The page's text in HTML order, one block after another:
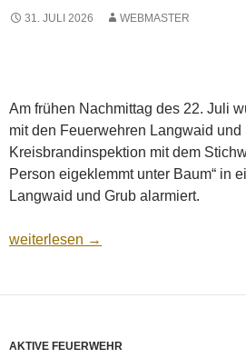
31. JULI 2026 WEBMASTER
Am frühen Nachmittag des 22. Juli
mit den Feuerwehren Langwaid
Kreisbrandinspektion mit dem
Person eigeklemmt unter Baum“ in
Langwaid und Grub alarmiert.
Erster Einsatz für unser HLF20
weiterlesen →
AKTIVE FEUERWEHR